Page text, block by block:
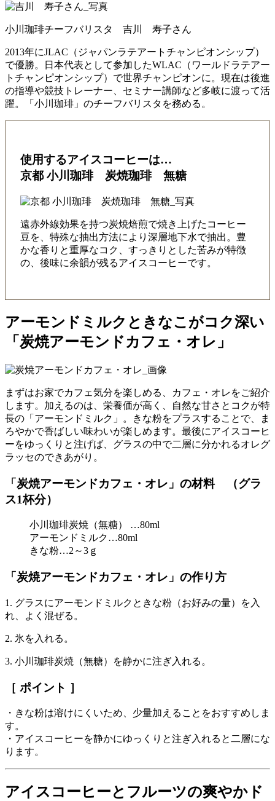
小川珈琲チーフバリスタ 吉川 寿子さん
2013年にJLAC（ジャパンラテアートチャンピオンシップ）
で優勝。日本代表として参加したWLAC（ワールドラテアー
トチャンピオンシップ）で世界チャンピオンに。現在は後進
の指導や競技トレーナー、セミナー講師など多岐に渡って活
躍。「小川珈琲」のチーフバリスタを務める。
使用するアイスコーヒーは…
京都 小川珈琲 炭焼珈琲 無糖
遠赤外線効果を持つ炭焼焙煎で焼き上げたコーヒー
豆を、特殊な抽出方法により深層地下水で抽出。豊
かな香りと重厚なコク、すっきりとした苦みが特徴
の、後味に余韻が残るアイスコーヒーです。
アーモンドミルクときなこがコク深い
「炭焼アーモンドカフェ・オレ」
まずはお家でカフェ気分を楽しめる、カフェ・オレをご紹介
します。加えるのは、栄養価が高く、自然な甘さとコクが特
長の「アーモンドミルク」。きな粉をプラスすることで、ま
ろやかで香ばしい味わいが楽しめます。最後にアイスコーヒ
ーをゆっくりと注げば、グラスの中で二層に分かれるオレグ
ラッセのできあがり。
「炭焼アーモンドカフェ・オレ」の材料 （グラ
ス1杯分）
小川珈琲炭焼（無糖） …80ml
アーモンドミルク…80ml
きな粉…2～3ｇ
「炭焼アーモンドカフェ・オレ」の作り方
1. グラスにアーモンドミルクときな粉（お好みの量）を入
れ、よく混ぜる。
2. 氷を入れる。
3. 小川珈琲炭焼（無糖）を静かに注ぎ入れる。
［ ポイント ］
・きな粉は溶けにくいため、少量加えることをおすすめしま
す。
・アイスコーヒーを静かにゆっくりと注ぎ入れると二層にな
ります。
アイスコーヒーとフルーツの爽やかド